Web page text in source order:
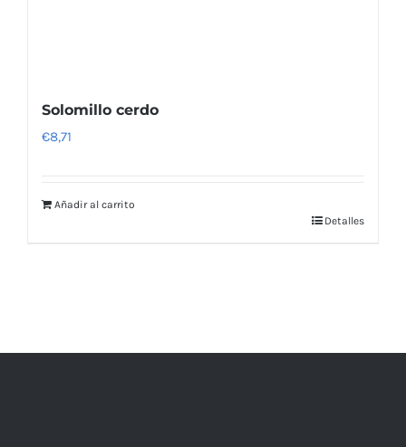
Solomillo cerdo
€8,71
Añadir al carrito
Detalles